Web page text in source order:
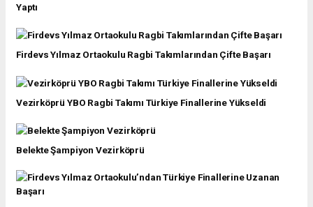
Yaptı
Firdevs Yılmaz Ortaokulu Ragbi Takımlarından Çifte Başarı
Vezirköprü YBO Ragbi Takımı Türkiye Finallerine Yükseldi
Belekte Şampiyon Vezirköprü